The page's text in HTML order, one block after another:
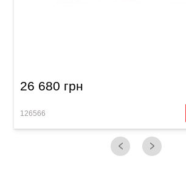
26 680 грн
126566